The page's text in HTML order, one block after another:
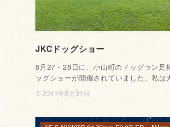
JKCドッグショー
8月27・28日に、小山町のドッグラン足
ッグショーが開催されていました。私
2011年8月31日